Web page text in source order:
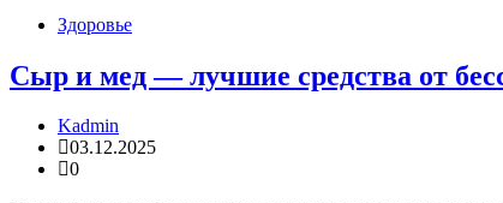
Здоровье
Сыр и мед — лучшие средства от
Kadmin
03.12.2025
0